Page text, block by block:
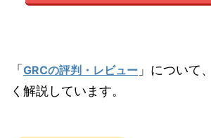
「 GRCの評判・レビュー 」について
く解説しています。